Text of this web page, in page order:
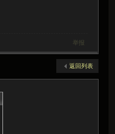
举报
返回列表